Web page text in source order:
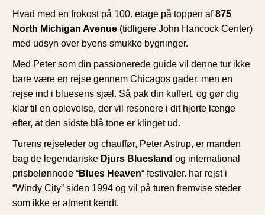
Hvad med en frokost på 100. etage på toppen af875
North Michigan Avenue(tidligere John Hancock Center)
med udsyn over byens smukke bygninger.
Med Peter som din passionerede guide vil denne tur ikke
bare være en rejse gennem Chicagos gader, men en
rejse ind i bluesens sjæl. Så pak din kuffert, og gør dig
klar til en oplevelse, der vil resonere i dit hjerte længe
efter, at den sidste blå tone er klinget ud.
Turens rejseleder og chauffør, Peter Astrup, er manden
bag de legendariske Djurs Bluesland og international
prisbelønnede “Blues Heaven“ festivaler. har rejst i
“Windy City” siden 1994 og vil på turen fremvise steder
som ikke er alment kendt.